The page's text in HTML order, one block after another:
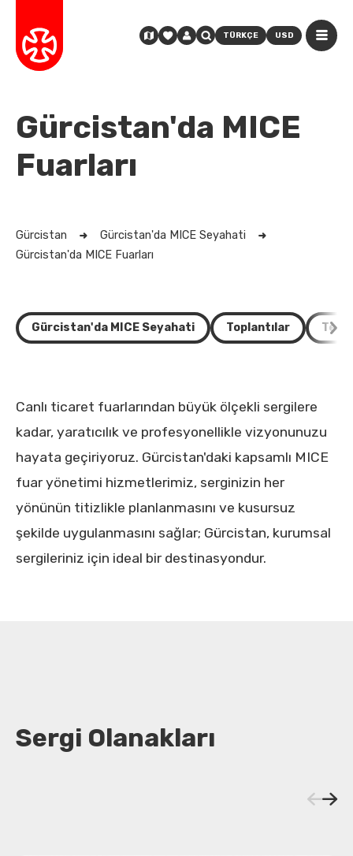
TÜRKÇE USD
Gürcistan'da MICE
Fuarları
Gürcistan
Gürcistan'da MICE Seyahati
Gürcistan'da MICE Fuarları
Gürcistan'da MICE Seyahati Toplantılar
Canlı ticaret fuarlarından büyük ölçekli sergilere
kadar, yaratıcılık ve profesyonellikle vizyonunuzu
hayata geçiriyoruz. Gürcistan'daki kapsamlı MICE
fuar yönetimi hizmetlerimiz, serginizin her
yönünün titizlikle planlanmasını ve kusursuz
şekilde uygulanmasını sağlar; Gürcistan, kurumsal
sergileriniz için ideal bir destinasyondur.
Sergi Olanakları